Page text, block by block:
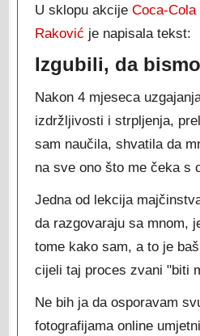
U sklopu akcije Coca-Cola
Raković je napisala tekst:
Izgubili, da
Nakon 4 mjeseca
izdržljivosti i strpljenja,
sam naučila, shvatila da
na sve ono što me čeka s
Jedna od lekcija
da razgovaraju sa mnom,
tome kako sam, a to je
cijeli taj proces zvani "biti
Ne bih ja da osporavam
fotografijama online